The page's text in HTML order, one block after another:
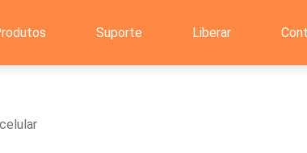
Suporte Liberar